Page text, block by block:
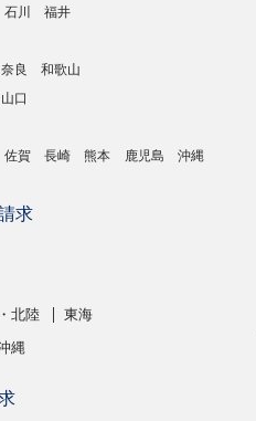
石川 福井
奈良 和歌山
山口
佐賀 長崎 熊本 鹿児島 沖縄
求
北陸 東海
縄